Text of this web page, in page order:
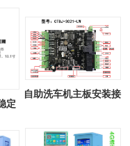
定
自助洗车机主板安装接